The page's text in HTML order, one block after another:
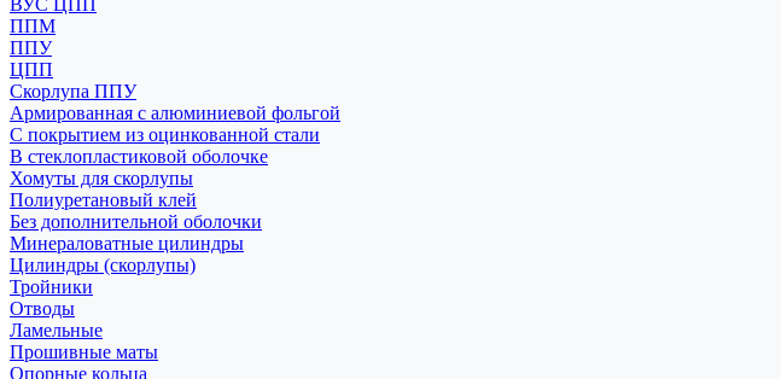
ВУС ЦПП
ППМ
ППУ
ЦПП
Скорлупа ППУ
Армированная с алюминиевой фольгой
С покрытием из оцинкованной стали
В стеклопластиковой оболочке
Хомуты для скорлупы
Полиуретановый клей
Без дополнительной оболочки
Минераловатные цилиндры
Цилиндры (скорлупы)
Тройники
Отводы
Ламельные
Прошивные маты
Опорные кольца